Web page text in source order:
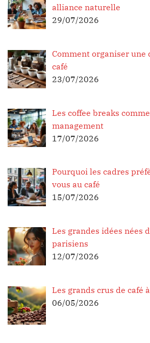
alliance naturelle
29/07/2026
Comment organiser une
café
23/07/2026
Les coffee breaks
management
17/07/2026
Pourquoi les cadres
vous au café
15/07/2026
Les grandes idées nées
parisiens
12/07/2026
Les grands crus de café
06/05/2026